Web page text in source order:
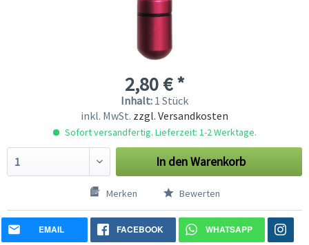
2,80 € *
Inhalt: 1 Stück
inkl. MwSt. zzgl. Versandkosten
Sofort versandfertig. Lieferzeit: 1-2 Werktage.
In denWarenkorb
Merken Bewerten
EMAIL FACEBOOK WHATSAPP